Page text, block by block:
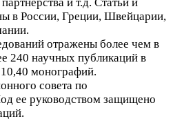
в России, Греции, Швейцарии,
отражены более чем в
240 научных публикаций в
монографий.
совета по
ее руководством защищено